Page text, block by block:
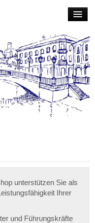
unterstützen Sie als
Ihrer
und Führungskräfte